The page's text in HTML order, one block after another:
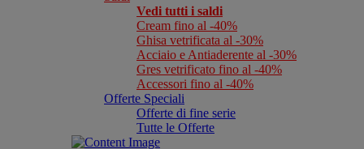
Vedi tutti i saldi
Cream fino al -40%
Ghisa vetrificata al -30%
Acciaio e Antiaderente al -30%
Gres vetrificato fino al -40%
Accessori fino al -40%
Offerte Speciali
Offerte di fine serie
Tutte le Offerte